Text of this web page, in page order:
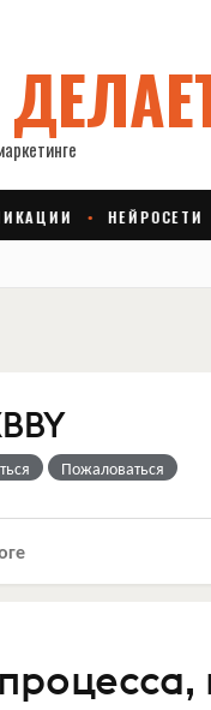
Пожаловаться